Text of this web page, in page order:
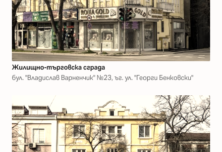
Жилищно-търговска сграда
бул. "Владислав Варненчик" №23, ъг. ул. "Георги Бенковски"